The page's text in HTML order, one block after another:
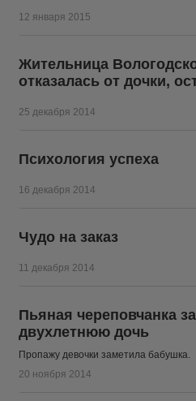
12 января 2015
Жительница
отказалась от дочки,
25 декабря 2014
Психология успеха
16 декабря 2014
Чудо на заказ
11 декабря 2014
Пьяная череповчанка
двухлетнюю дочь
Пропажу девочки заметила бабушка.
20 ноября 2014